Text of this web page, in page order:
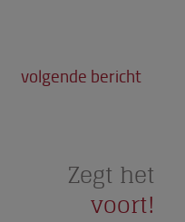
volgende bericht
Zegt het
voort!